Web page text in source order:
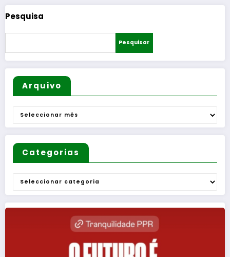
Pesquisa
Pesquisar
Arquivo
Arquivo
Categorias
Categorias